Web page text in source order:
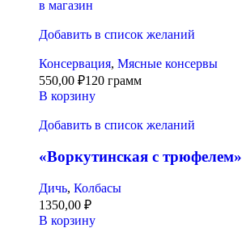
в магазин
Добавить в список желаний
Консервация, Мясные консервы
550,00 ₽120 грамм
В корзину
Добавить в список желаний
«Воркутинская с трюфелем»
Дичь, Колбасы
1350,00 ₽
В корзину